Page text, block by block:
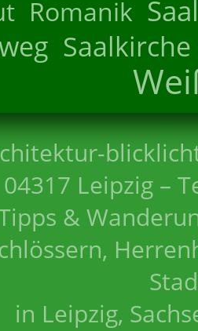
Romanik
Saalkirche
04317 Leipzig –
&
in Leipzig,